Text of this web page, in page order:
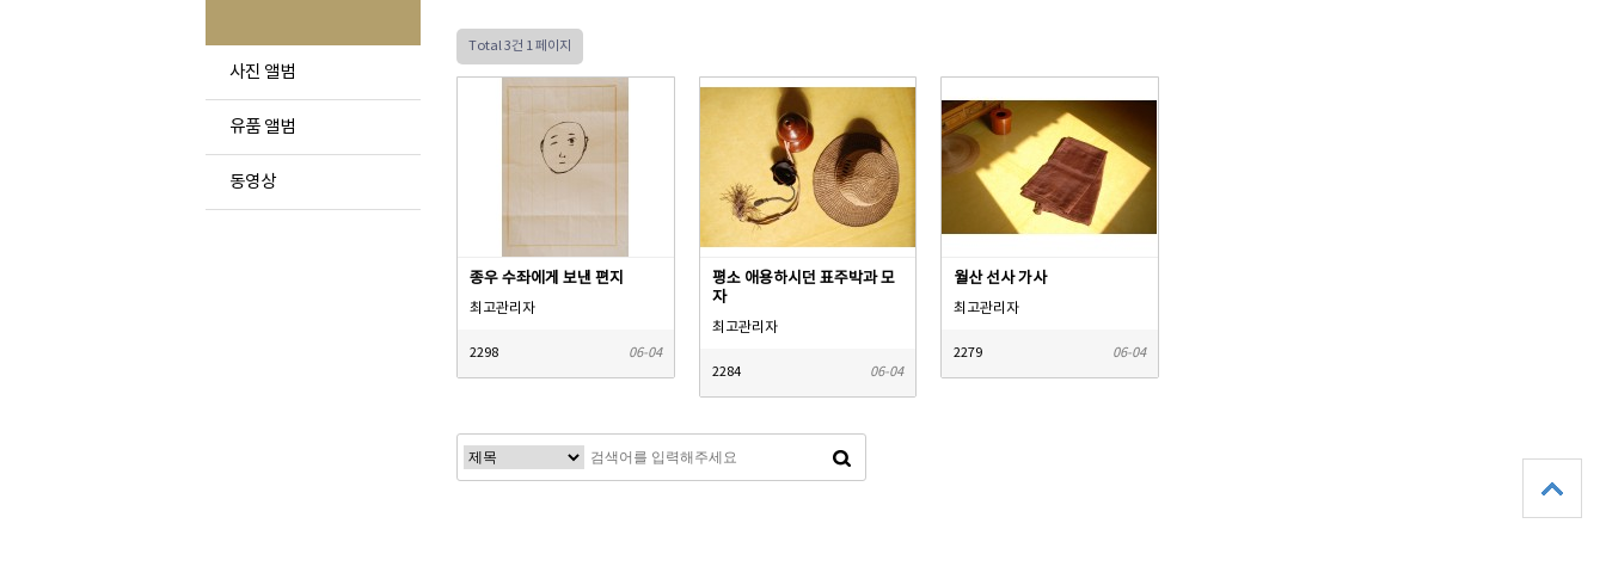
사진 앨범
유품 앨범
동영상
Total 3건 1 페이지
종우 수좌에게 보낸 편지
최고관리자
2298 06-04
평소 애용하시던 표주박과 모
자
최고관리자
2284 06-04
월산 선사 가사
최고관리자
2279 06-04